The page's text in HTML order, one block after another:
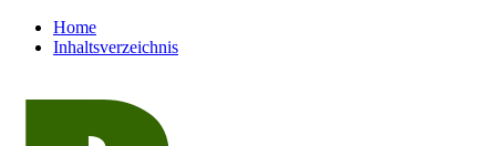
Home
Inhaltsverzeichnis